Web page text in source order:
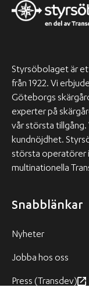
Styrsöbolaget är
från 1922. Vi
Göteborgs
experter på
vår största
kundnöjdhet.
största operatörer
multinationella
Snabblänkar
Nyheter
Jobba hos oss
Press (Transdev)